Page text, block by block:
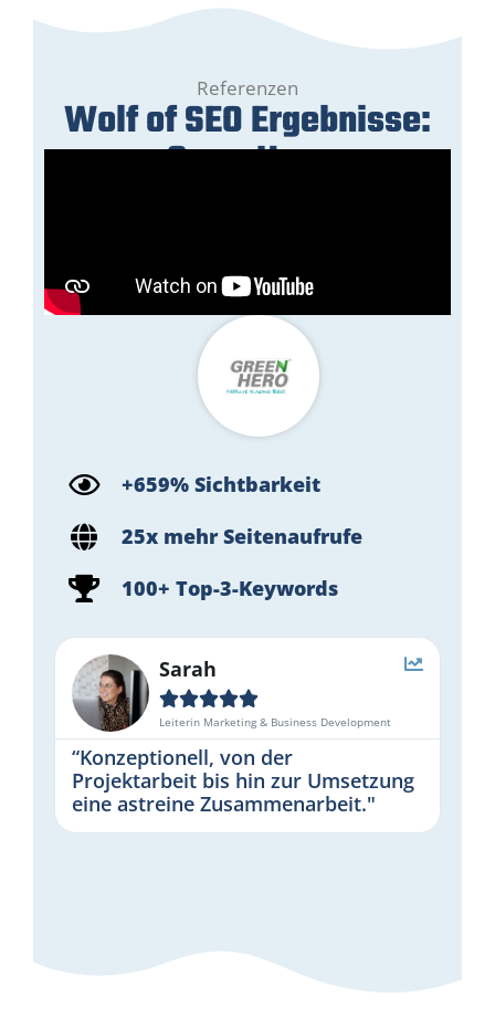
Referenzen
Wolf of SEO Ergebnisse:
GreenHero
+659% Sichtbarkeit
25x mehr Seitenaufrufe
100+ Top-3-Keywords
Sarah

Leiterin Marketing & Business Development
“Konzeptionell, von der
Projektarbeit bis hin zur Umsetzung
eine astreine Zusammenarbeit."